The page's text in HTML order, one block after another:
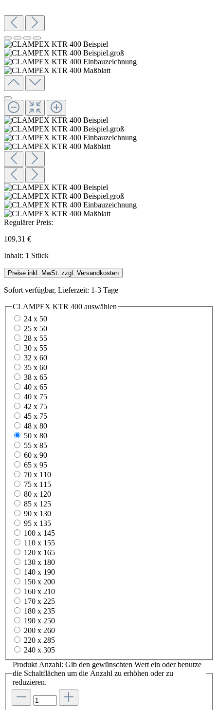
Regulärer Preis:
109,31 €
Inhalt: 1 Stück
Preise inkl. MwSt. zzgl. Versandkosten
Sofort verfügbar, Lieferzeit: 1-3 Tage
CLAMPEX KTR 400 auswählen
24 x 50
25 x 50
28 x 55
30 x 55
32 x 60
35 x 60
38 x 65
40 x 65
40 x 75
42 x 75
45 x 75
48 x 80
50 x 80
55 x 85
60 x 90
65 x 95
70 x 110
75 x 115
80 x 120
85 x 125
90 x 130
95 x 135
100 x 145
110 x 155
120 x 165
130 x 180
140 x 190
150 x 200
160 x 210
170 x 225
180 x 235
190 x 250
200 x 260
220 x 285
240 x 305
Produkt Anzahl: Gib den gewünschten Wert ein oder benutze
die Schaltflächen um die Anzahl zu erhöhen oder zu
reduzieren.